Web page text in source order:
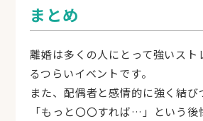
まとめ
離婚は多くの人にとって強いスト
るつらいイベントです。
また、配偶者と感情的に強く結び
「もっと〇〇すれば…」という後